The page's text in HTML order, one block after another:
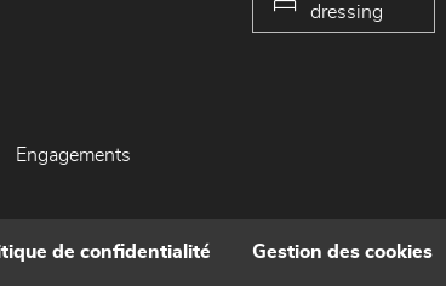
dressing
Engagements
de confidentialité Gestion des cookies